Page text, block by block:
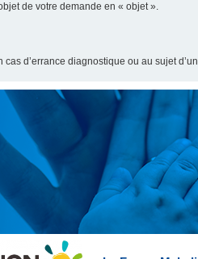
de votre demande en « objet ».
cas d’errance diagnostique ou au sujet